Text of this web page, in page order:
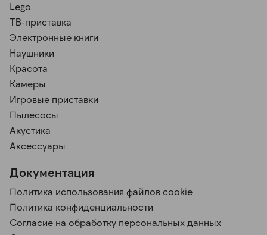
Lego
ТВ-приставка
Электронные книги
Наушники
Красота
Камеры
Игровые приставки
Пылесосы
Акустика
Аксессуары
Документация
Политика использования файлов cookie
Политика конфиденциальности
Согласие на обработку персональных данных